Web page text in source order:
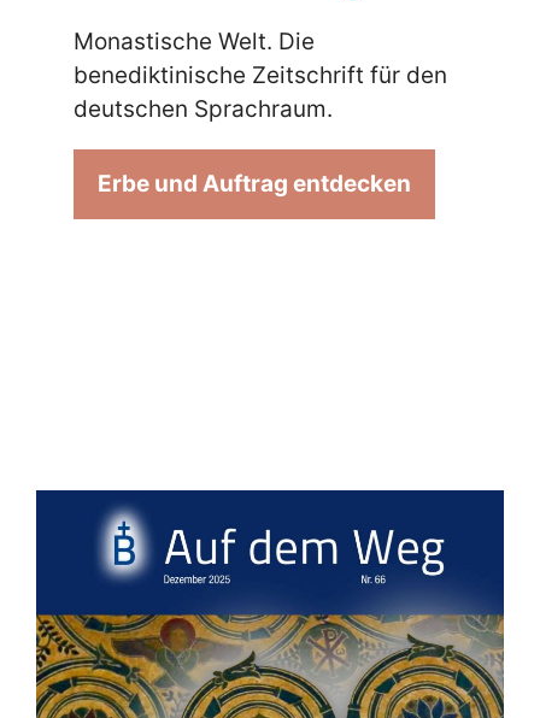
Monastische Welt. Die
benediktinische Zeitschrift für den
deutschen Sprachraum.
Erbe und Auftrag entdecken